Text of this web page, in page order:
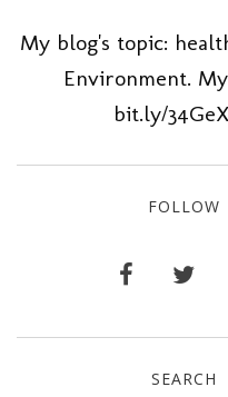
My blog's topic:
Environment.
bit.ly/
FOLLOW
SEARCH